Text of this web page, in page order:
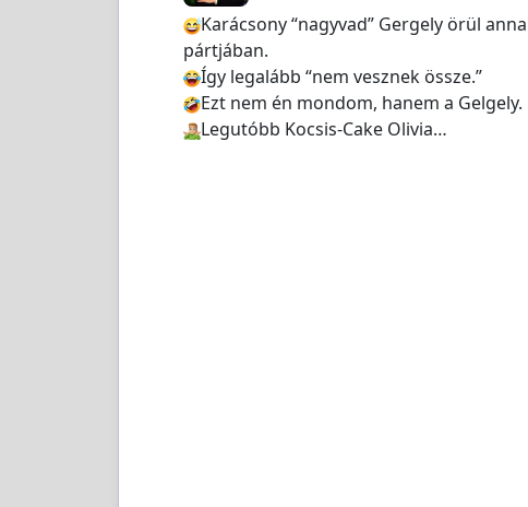
Karácsony “nagyvad” Gergely örül
pártjában.
Így legalább “nem vesznek össze.”
Ezt nem én mondom, hanem a Gelgely.
️Legutóbb Kocsis-Cake Olivia…